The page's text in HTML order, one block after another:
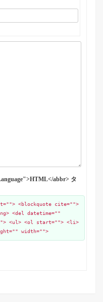
abbr> タ
<blockquote cite="">
<del datetime=""
<ul> <ol start=""> <li>
width="">